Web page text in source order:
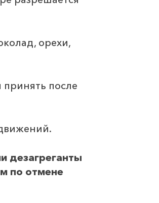
орехи,
принять после
дезагреганты
по отмене